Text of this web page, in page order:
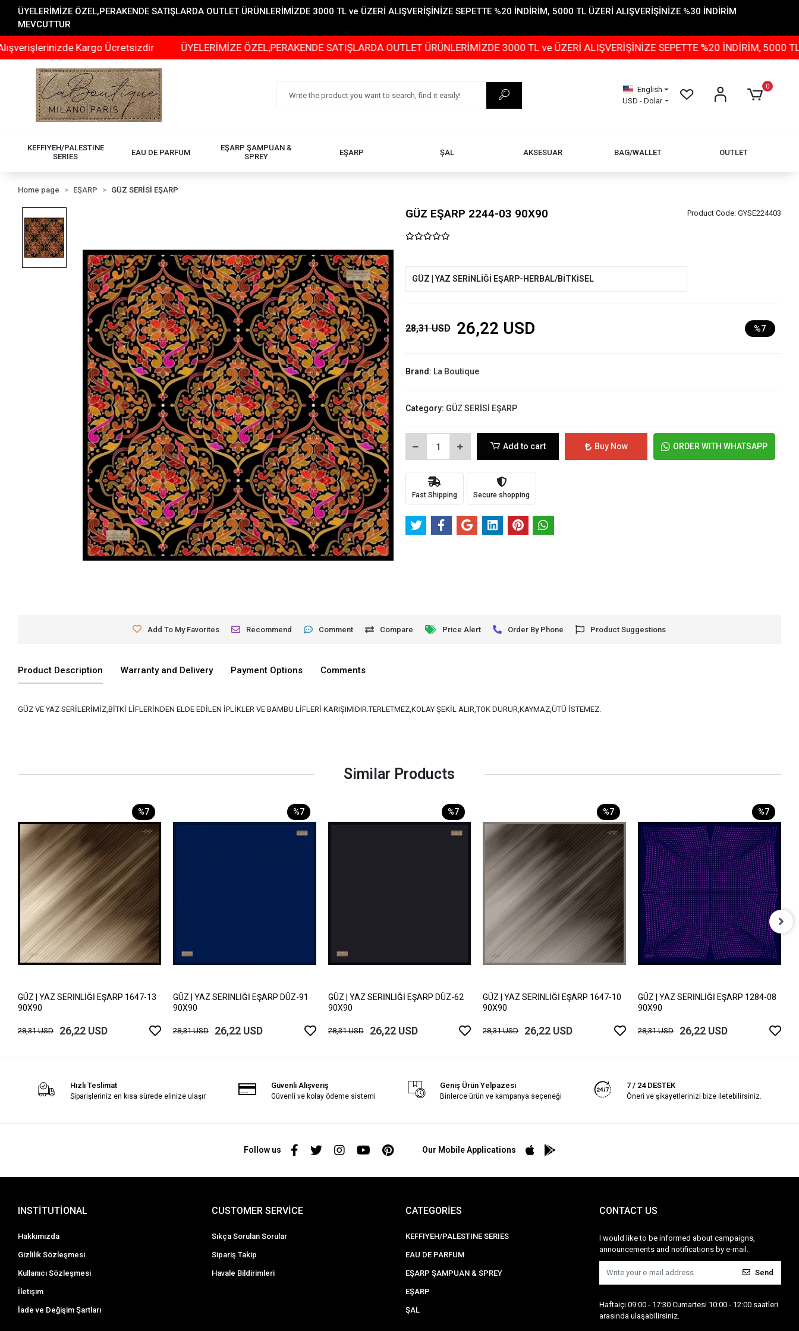
ÜYELERİMİZE ÖZEL,PERAKENDE SATIŞLARDA OUTLET ÜRÜNLERİMİZDE 3000 TL ve ÜZERİ ALIŞVERİŞİNİZE SEPETTE %20 İNDİRİM, 5000 TL ÜZERİ ALIŞVERİŞİNİZE %30 İNDİRİM
MEVCUTTUR
Kargo Ücretsizdir ÜYELERİMİZE ÖZEL,PERAKENDE SATIŞLARDA OUTLET ÜRÜNLERİMİZDE 3000 TL ve ÜZERİ ALIŞVERİŞİNİZE SEPETTE %20 İNDİRİM, 5000 TL
English
USD - Dolar
0
KEFFIYEH/PALESTINE
SERIES
EAU DE PARFUM
EŞARP ŞAMPUAN &
SPREY
EŞARP ŞAL AKSESUAR BAG/WALLET OUTLET
Home page EŞARP GÜZ SERİSİ EŞARP
GÜZ EŞARP 2244-03 90X90 Product Code: GYSE224403
GÜZ | YAZ SERİNLİĞİ EŞARP-HERBAL/BİTKİSEL
28,31 USD 26,22 USD %7
Brand: La Boutique
Category: GÜZ SERİSİ EŞARP
Add to cart Buy Now ORDER WITH WHATSAPP
Fast Shipping Secure shopping
Add To My Favorites Recommend Comment Compare Price Alert Order By Phone Product Suggestions
Product Description Warranty and Delivery Payment Options Comments
GÜZ VE YAZ SERİLERİMİZ,BİTKİ LİFLERİNDEN ELDE EDİLEN İPLİKLER VE BAMBU LİFLERİ KARIŞIMIDIR.TERLETMEZ,KOLAY ŞEKİL ALIR,TOK DURUR,KAYMAZ,ÜTÜ İSTEMEZ.
Similar Products
%7
GÜZ | YAZ SERİNLİĞİ EŞARP 1647-13
90X90
28,31 USD 26,22 USD
%7
GÜZ | YAZ SERİNLİĞİ EŞARP DÜZ-91
90X90
28,31 USD 26,22 USD
%7
GÜZ | YAZ SERİNLİĞİ EŞARP DÜZ-62
90X90
28,31 USD 26,22 USD
%7
GÜZ | YAZ SERİNLİĞİ EŞARP 1647-10
90X90
28,31 USD 26,22 USD
%7
GÜZ | YAZ SERİNLİĞİ EŞARP 1284-08
90X90
28,31 USD 26,22 USD
Hızlı Teslimat
Siparişleriniz en kısa sürede elinize ulaşır.
Güvenli Alışveriş
Güvenli ve kolay ödeme sistemi
Geniş Ürün Yelpazesi
Binlerce ürün ve kampanya seçeneği
7 / 24 DESTEK
Öneri ve şikayetlerinizi bize iletebilirsiniz.
Follow us Our Mobile Applications
INSTİTUTİONAL
Hakkımızda
Gizlilik Sözleşmesi
Kullanıcı Sözleşmesi
İletişim
İade ve Değişim Şartları
CUSTOMER SERVİCE
Sıkça Sorulan Sorular
Sipariş Takip
Havale Bildirimleri
CATEGORİES
KEFFIYEH/PALESTINE SERIES
EAU DE PARFUM
EŞARP ŞAMPUAN & SPREY
EŞARP
ŞAL
CONTACT US
I would like to be informed about campaigns,
announcements and notifications by e-mail.
Send
Haftaiçi 09:00 - 17:30 Cumartesi 10:00 - 12:00 saatleri
arasında ulaşabilirsiniz.